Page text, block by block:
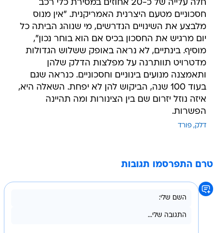
חלה עלייה של כ-20 אחוזים במסירת כלי רכב
חסכוניים מטעם היצרנית האמריקנית. "אין מנוס
מלבצע את השינויים הנדרשים, מי שנוהג הביתה כל
יום מרגיש את החסכון בכיס אם הוא בוחר נכון",
מוסיף. בינתיים, לא נראה באופק ששלוש הגדולות
מדטרויט תוותרנה על מפלצות הדלק שלהן
ותאמצנה מנועים בינוניים וחסכוניים. כנראה שגם
בעוד 100 שנה, הביקוש להן לא יפחת. השאלה היא,
איזה נוזל יזרום שם בין הצינורות ומה תהיינה
הפשרות.
דלק פורד
טרם התפרסמו תגובות